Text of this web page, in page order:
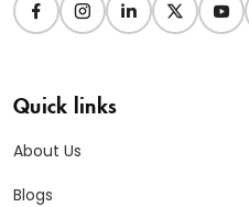
Quick links
About Us
Blogs